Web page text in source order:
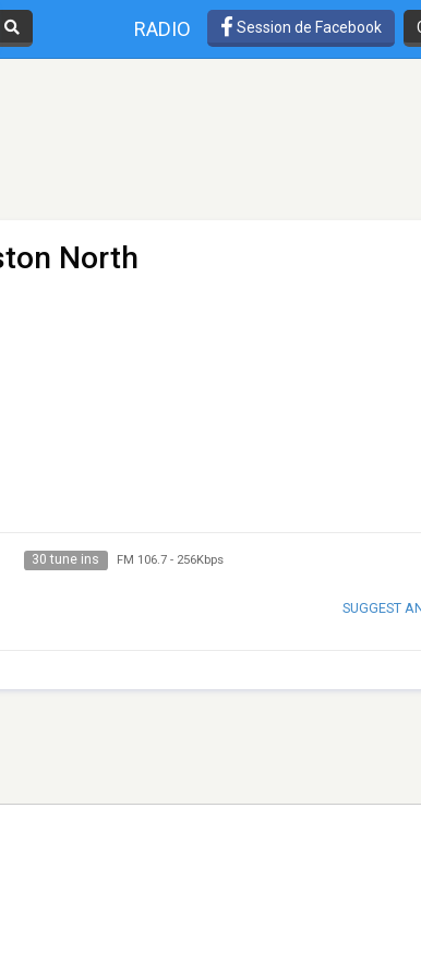
RADIO Session de Facebook
North
30 tune ins FM 106.7- 256Kbps
SUGGEST